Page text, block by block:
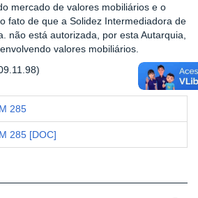
mercado de valores mobiliários e o
fato de que a Solidez Intermediadora de
não está autorizada, por esta Autarquia,
valores mobiliários.
285
285 [DOC]